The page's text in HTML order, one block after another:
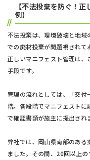
【不法投棄を防ぐ！
例】
不法投棄は、環境破壊と地
での廃材投棄が問題視されて
正しいマニフェスト管理は
手段です。
管理の流れとしては、「交
階。各段階でマニフェスト
で確認書類が施主に提出され
弊社では、岡山県南部のあ
ました。その間、20回以上